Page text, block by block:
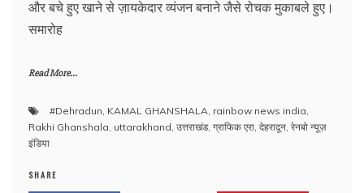
और बचे हुए खाने से ज़ायकेदार व्यंजन बनाने जैसे रोचक मुकाबले हुए।
समारोह
Read More...
#Dehradun, KAMAL GHANSHALA, rainbow news india,
Rakhi Ghanshala, uttarakhand, उत्तराखंड, ग्राफिक एरा, देहरादून, रेनबो न्यूज़
इंडिया
SHARE